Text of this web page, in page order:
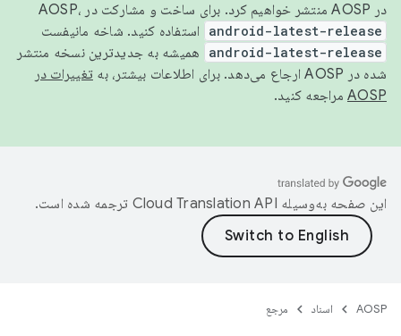
در AOSP منتشر خواهیم کرد. برای ساخت و مشارکت در AOSP،
android-latest-release استفاده کنید. شاخه مانیفست
android-latest-release
همیشه به جدیدترین نسخه منتشر
شده در AOSP ارجاع می‌دهد. برای اطلاعات بیشتر، به
تغییرات در
AOSP مراجعه کنید.
این صفحه به‌وسیله ترجمه شده است.
AOSP اسناد مرجع